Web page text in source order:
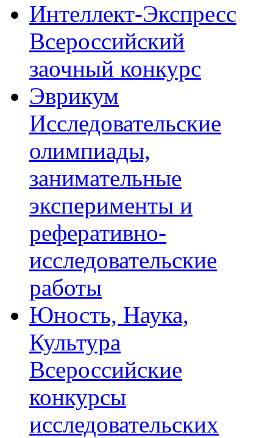
Интеллект-Экспресс
Всероссийский
заочный конкурс
Эврикум
Исследовательские
олимпиады,
занимательные
эксперименты и
реферативно-
исследовательские
работы
Юность, Наука,
Культура
Всероссийские
конкурсы
исследовательских